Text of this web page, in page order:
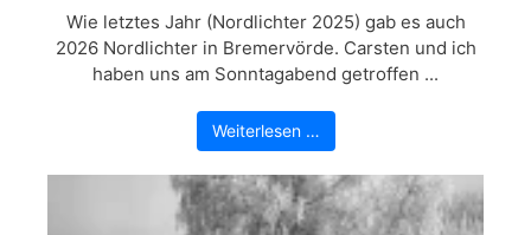
Wie letztes Jahr (Nordlichter 2025) gab es auch
2026 Nordlichter in Bremervörde. Carsten und ich
haben uns am Sonntagabend getroffen ...
Weiterlesen …